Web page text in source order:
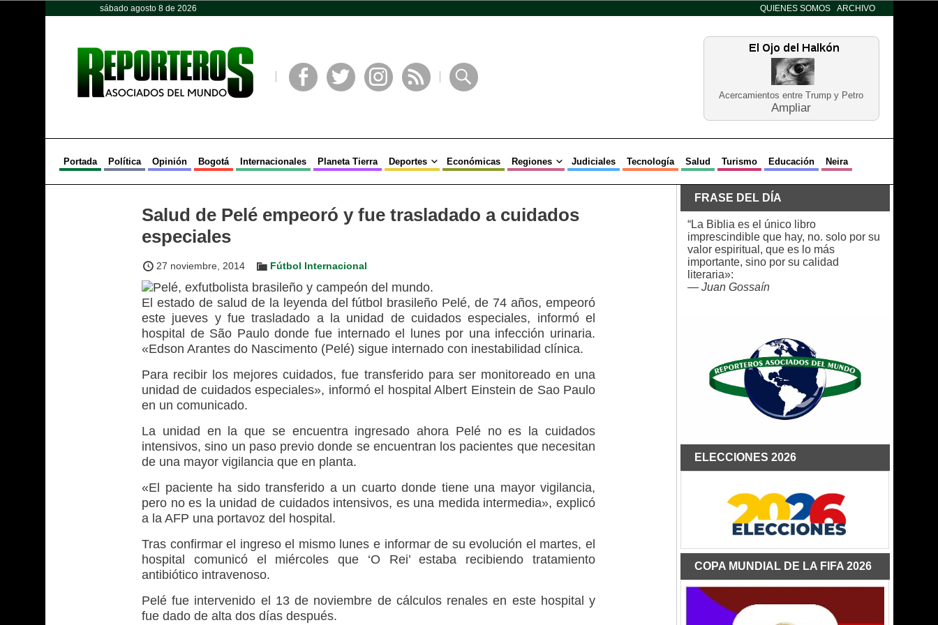
sábado agosto 8 de 2026 QUIENES SOMOS ARCHIVO
Acercamientos entre Trump y Petro
Ampliar
Portada Política Opinión Bogotá Internacionales Planeta Tierra Deportes Económicas Regiones Judiciales Tecnología Salud Turismo Educación Neira
Salud de Pelé empeoró y fue trasladado a cuidados
especiales
27 noviembre, 2014 Fútbol Internacional
El estado de salud de la leyenda del fútbol brasileño Pelé, de 74 años, empeoró
este jueves y fue trasladado a la unidad de cuidados especiales, informó el
hospital de São Paulo donde fue internado el lunes por una infección urinaria.
«Edson Arantes do Nascimento (Pelé) sigue internado con inestabilidad clínica.
Para recibir los mejores cuidados, fue transferido para ser monitoreado en una
unidad de cuidados especiales», informó el hospital Albert Einstein de Sao Paulo
en un comunicado.
La unidad en la que se encuentra ingresado ahora Pelé no es la cuidados
intensivos, sino un paso previo donde se encuentran los pacientes que necesitan
de una mayor vigilancia que en planta.
«El paciente ha sido transferido a un cuarto donde tiene una mayor vigilancia,
pero no es la unidad de cuidados intensivos, es una medida intermedia», explicó
a la AFP una portavoz del hospital.
Tras confirmar el ingreso el mismo lunes e informar de su evolución el martes, el
hospital comunicó el miércoles que ‘O Rei’ estaba recibiendo tratamiento
antibiótico intravenoso.
Pelé fue intervenido el 13 de noviembre de cálculos renales en este hospital y
fue dado de alta dos días después.
FRASE DEL DÍA
“La Biblia es el único libro
imprescindible que hay, no. solo por su
valor espiritual, que es lo más
importante, sino por su calidad
literaria»:
— Juan Gossaín
ELECCIONES 2026
COPA MUNDIAL DE LA FIFA 2026
Opinión Política